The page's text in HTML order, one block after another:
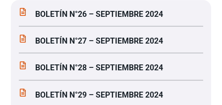
BOLETÍN N°26 – SEPTIEMBRE 2024
BOLETÍN N°27 – SEPTIEMBRE 2024
BOLETÍN N°28 – SEPTIEMBRE 2024
BOLETÍN N°29 – SEPTIEMBRE 2024